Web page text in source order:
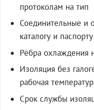
протоколам на тип
Соединительные и
каталогу и паспорту
Рёбра охлаждения
Изоляция без
рабочая
Срок службы